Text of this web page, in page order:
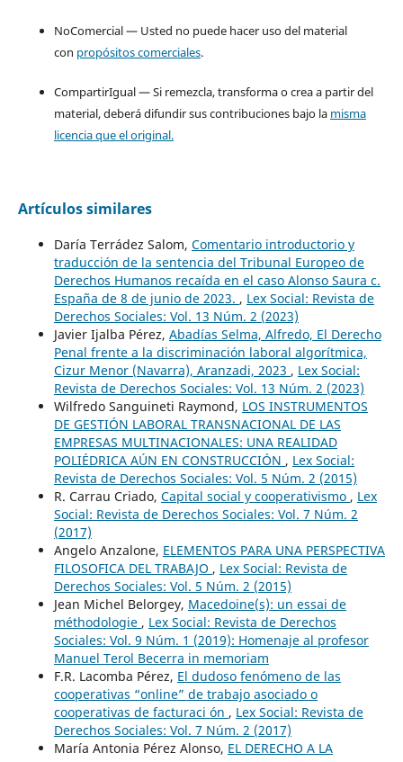
NoComercial — Usted no puede hacer uso del material
con propósitos comerciales.
CompartirIgual — Si remezcla, transforma o crea a partir del
material, deberá difundir sus contribuciones bajo la misma
licencia que el original.
Artículos similares
Daría Terrádez Salom, Comentario introductorio y
traducción de la sentencia del Tribunal Europeo de
Derechos Humanos recaída en el caso Alonso Saura c.
España de 8 de junio de 2023. , Lex Social: Revista de
Derechos Sociales: Vol. 13 Núm. 2 (2023)
Javier Ijalba Pérez, Abadías Selma, Alfredo, El Derecho
Penal frente a la discriminación laboral algorítmica,
Cizur Menor (Navarra), Aranzadi, 2023 , Lex Social:
Revista de Derechos Sociales: Vol. 13 Núm. 2 (2023)
Wilfredo Sanguineti Raymond, LOS INSTRUMENTOS
DE GESTIÓN LABORAL TRANSNACIONAL DE LAS
EMPRESAS MULTINACIONALES: UNA REALIDAD
POLIÉDRICA AÚN EN CONSTRUCCIÓN , Lex Social:
Revista de Derechos Sociales: Vol. 5 Núm. 2 (2015)
R. Carrau Criado, Capital social y cooperativismo , Lex
Social: Revista de Derechos Sociales: Vol. 7 Núm. 2
(2017)
Angelo Anzalone, ELEMENTOS PARA UNA PERSPECTIVA
FILOSOFICA DEL TRABAJO , Lex Social: Revista de
Derechos Sociales: Vol. 5 Núm. 2 (2015)
Jean Michel Belorgey, Macedoine(s): un essai de
méthodologie , Lex Social: Revista de Derechos
Sociales: Vol. 9 Núm. 1 (2019): Homenaje al profesor
Manuel Terol Becerra in memoriam
F.R. Lacomba Pérez, El dudoso fenómeno de las
cooperativas “online” de trabajo asociado o
cooperativas de facturaci ón , Lex Social: Revista de
Derechos Sociales: Vol. 7 Núm. 2 (2017)
María Antonia Pérez Alonso, EL DERECHO A LA